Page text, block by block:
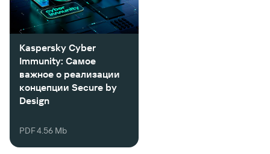
Kaspersky Cyber
Immunity: Самое
важное о реализации
концепции Secure by
Design
PDF 4.56 Mb